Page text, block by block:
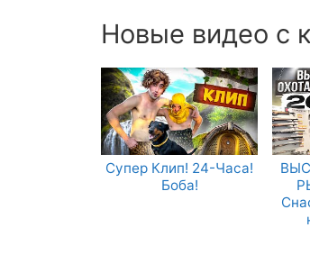
Новые видео с
Супер Клип! 24-Часа!
Боба!